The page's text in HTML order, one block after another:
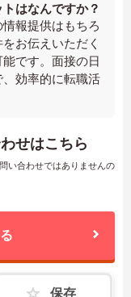
はなんですか？
報提供はもちろ
お伝えいただく
です。面接の日
効率的に転職活
せはこちら
い合わせではありませんの
保存